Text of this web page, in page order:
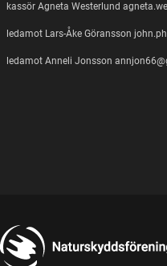
kassör Agneta Westerlund
ledamot Lars-Åke Göransson
ledamot Anneli Jonsson